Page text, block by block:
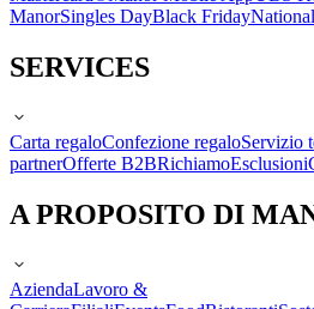
ManorSingles DayBlack Friday
SERVICES
Carta regaloConfezione regaloServizio
partnerOfferte B2BRichiamoEsclusioni
A PROPOSITO DI
AziendaLavoro &